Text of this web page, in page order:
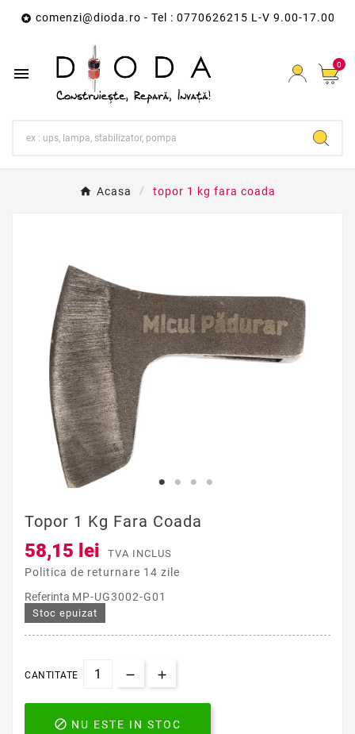
 comenzi@dioda.ro - Tel : 0770626215 L-V 9.00-17.00
 0
Acasa topor 1 kg fara coada
Topor 1 Kg Fara Coada
58,15 lei TVA INCLUS
Politica de returnare 14 zile
Referinta MP-UG3002-G01
Stoc epuizat
CANTITATE
 NU ESTE IN STOC